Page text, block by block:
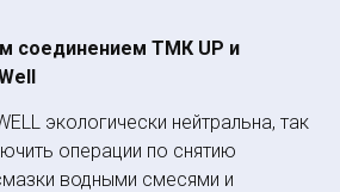
соединением ТМК UP и
экологически нейтральна, так
операции по снятию
водными смесями и